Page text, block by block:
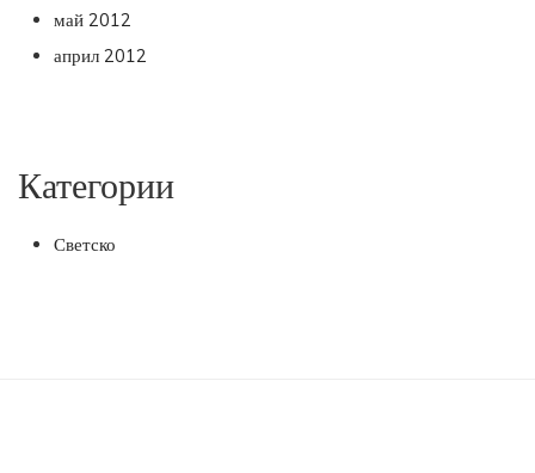
май 2012
април 2012
Категории
Светско